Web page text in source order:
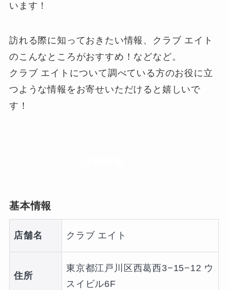
います！
訪れる際に知っておきたい情報、クラブ エイト
のこんなところがおすすめ！などなど。
クラブ エイトについて調べている方のお役に立
つような情報をお寄せいただけると嬉しいで
す！
基本情報
店舗名 クラブ エイト
住所
東京都江戸川区西葛西3−15−12 ウ
スイビル6F